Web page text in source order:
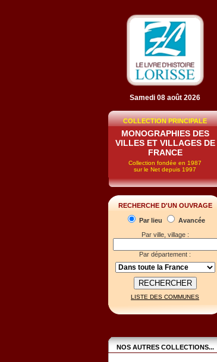
Samedi 08 août 2026
COLLECTION PRINCIPALE
MONOGRAPHIES DES
VILLES ET VILLAGES DE
FRANCE
Collection fondée en 1987
sur le Net depuis 1997
RECHERCHE D'UN OUVRAGE
Par lieu
Avancée
Par ville, village :
Par département :
LISTE DES COMMUNES
NOS AUTRES COLLECTIONS...